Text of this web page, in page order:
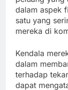
dalam aspek
satu yang
mereka di
Kendala
dalam
terhadap
dapat